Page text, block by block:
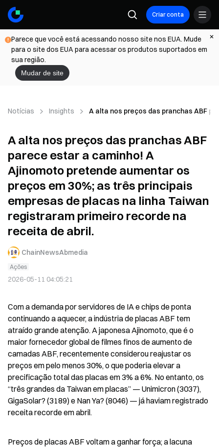
Criar conta
Parece que você está acessando nosso site nos EUA. Mude
para o site dos EUA para acessar os produtos suportados em
sua região.
Mudar de site
Notícias Insights A alta nos preços das pranchas ABF
A alta nos preços das pranchas ABF
parece estar a caminho! A
Ajinomoto pretende aumentar os
preços em 30%; as três principais
empresas de placas na linha Taiwan
registraram primeiro recorde na
receita de abril.
ChainNewsAbmedia
Ações
2026-05-11 04:05:21
Com a demanda por servidores de IA e chips de ponta
continuando a aquecer, a indústria de placas ABF tem
atraído grande atenção. A japonesa Ajinomoto, que é o
maior fornecedor global de filmes finos de aumento de
camadas ABF, recentemente considerou reajustar os
preços em pelo menos 30%, o que poderia elevar a
precificação total das placas em 3% a 6%. No entanto, os
“três grandes da Taiwan em placas” — Unimicron (3037),
GigaSolar? (3189) e Nan Ya? (8046) — já haviam registrado
receita recorde em abril.
Preços de placas ABF voltam a ganhar força; a lacuna